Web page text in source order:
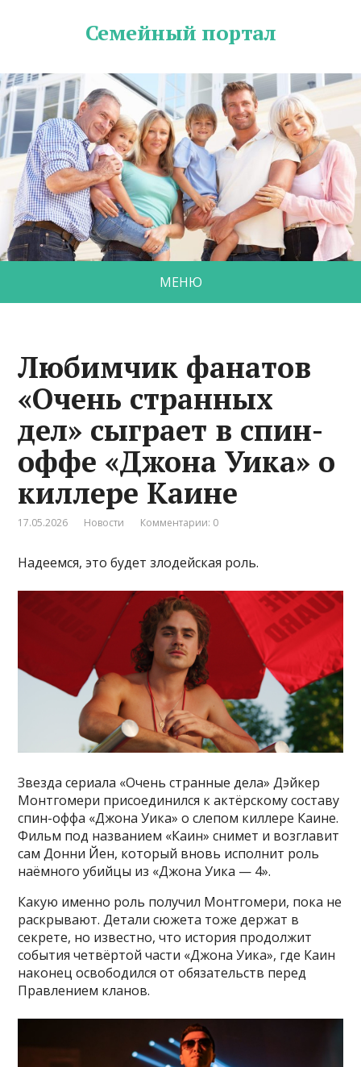
Семейный портал
МЕНЮ
Любимчик фанатов
«Очень странных
дел» сыграет в спин-
оффе «Джона Уика» о
киллере Каине
17.05.2026 Новости Комментарии: 0
Надеемся, это будет злодейская роль.
Звезда сериала «Очень странные дела» Дэйкер
Монтгомери присоединился к актёрскому составу
спин-оффа «Джона Уика» о слепом киллере Каине.
Фильм под названием «Каин» снимет и возглавит
сам Донни Йен, который вновь исполнит роль
наёмного убийцы из «Джона Уика — 4».
Какую именно роль получил Монтгомери, пока не
раскрывают. Детали сюжета тоже держат в
секрете, но известно, что история продолжит
события четвёртой части «Джона Уика», где Каин
наконец освободился от обязательств перед
Правлением кланов.